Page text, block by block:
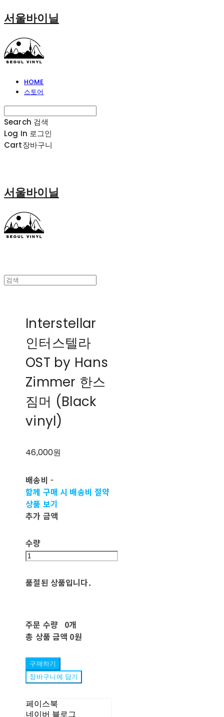
서울바이닐
HOME
스토어
Search 검색
Log In 로그인
Cart장바구니
서울바이닐
Interstellar
인터스텔라
OST by Hans
Zimmer 한스
짐머 (Black
vinyl)
46,000원
배송비 -
함께 구매 시 배송비 절약
상품 보기
추가 금액
수량
품절된 상품입니다.
주문 수량 0개
총 상품 금액 0원
구매하기
장바구니에 담기
페이스북
네이버 블로그